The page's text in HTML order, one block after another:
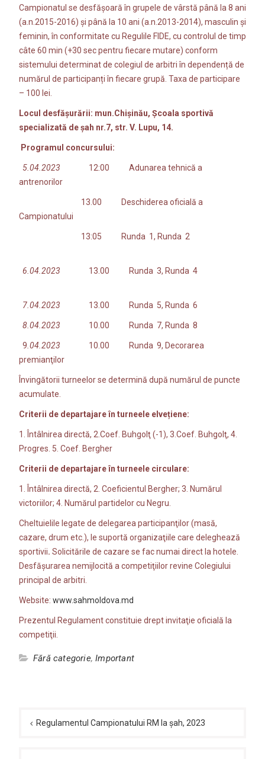
Campionatul se desfășoară în grupele de vârstă până la 8 ani
(a.n.2015-2016) și până la 10 ani (a.n.2013-2014), masculin şi
feminin, în conformitate cu Regulile FIDE, cu controlul de timp
câte 60 min (+30 sec pentru fiecare mutare) conform
sistemului determinat de colegiul de arbitri în dependență de
numărul de participanți în fiecare grupă. Taxa de participare
– 100 lei.
Locul desfăşurării: mun.Chişinău, Școala sportivă
specializată de șah nr.7, str. V. Lupu, 14.
Programul concursului:
5.04.2023 12:00 Adunarea tehnică a
antrenorilor
13.00 Deschiderea oficială a
Campionatului
13:05 Runda 1, Runda 2
6.04.2023 13.00 Runda 3, Runda 4
7.04.2023 13.00 Runda 5, Runda 6
8.04.2023 10.00 Runda 7, Runda 8
9.04.2023
10.00 Runda 9, Decorarea
premianţilor
Învingătorii turneelor se determină după numărul de puncte
acumulate.
Criterii de departajare în turneele elvețiene:
1. Întâlnirea directă, 2.Coef. Buhgolţ (-1), 3.Coef. Buhgolţ, 4.
Progres. 5. Coef. Bergher
Criterii de departajare în turneele circulare:
1. Întâlnirea directă, 2. Coeficientul Bergher; 3. Numărul
victoriilor; 4. Numărul partidelor cu Negru.
Cheltuielile legate de delegarea participanţilor (masă,
cazare, drum etc.), le suportă organizaţiile care deleghează
sportivii. Solicitările de cazare se fac numai direct la hotele.
Desfăşurarea nemijlocită a competiţiilor revine Colegiului
principal de arbitri.
Website: www.sahmoldova.md
Prezentul Regulament constituie drept invitaţie oficială la
competiţii.
Fără categorie,Important
Regulamentul Campionatului RM la șah, 2023